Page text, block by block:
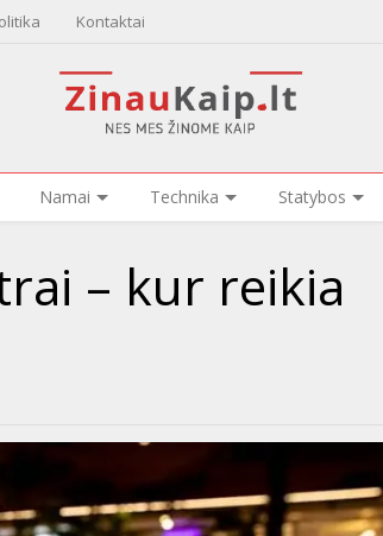
Kontaktai
Namai Technika Statybos
– kur reikia